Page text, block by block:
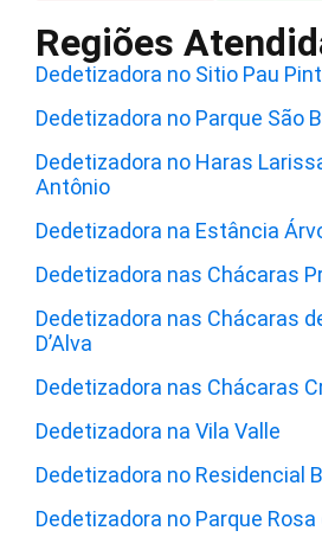
Regiões
Dedetizadora no Sitio Pau
Dedetizadora no Parque São
Dedetizadora no Haras
Antônio
Dedetizadora na Estância
Dedetizadora nas Chácaras
Dedetizadora nas Chácaras
D’Alva
Dedetizadora nas Chácaras
Dedetizadora na Vila Valle
Dedetizadora no Residencial
Dedetizadora no Parque Rosa